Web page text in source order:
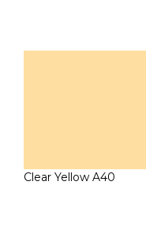
Clear Yellow A40